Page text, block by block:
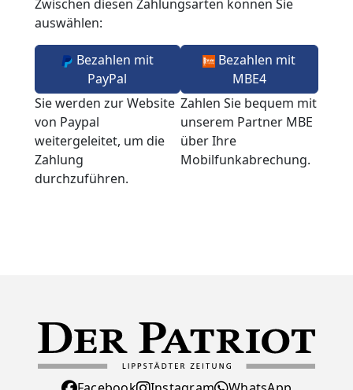
Zwischen diesen Zahlungsarten können Sie
auswählen:
Bezahlen mit
PayPal
Sie werden zur Website
von Paypal
weitergeleitet, um die
Zahlung
durchzuführen.
Bezahlen mit
MBE4
Zahlen Sie bequem mit
unserem Partner MBE
über Ihre
Mobilfunkabrechung.